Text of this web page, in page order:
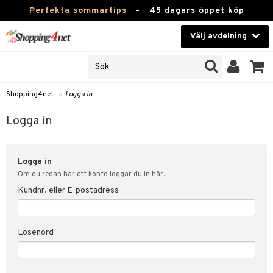
Perfekta sommartips - 45 dagars öppet köp
Välj avdelning
Kontaktlinser
Hälsokost
Fitness
Hem & Inredning
Leksaker, Barn & Baby
Varumärken
Shopping4net » Logga in
Logga in
Logga in
Om du redan har ett konto loggar du in här.
Kundnr. eller E-postadress
Lösenord
svar